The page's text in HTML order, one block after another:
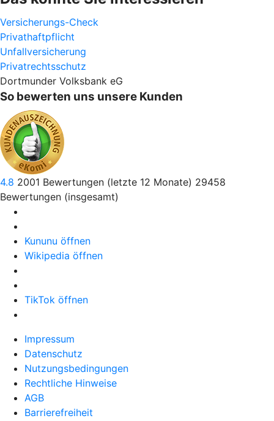
Versicherungs-Check
Privathaftpflicht
Unfallversicherung
Privatrechtsschutz
Dortmunder Volksbank eG
So bewerten uns unsere Kunden
4.8 2001 Bewertungen (letzte 12 Monate) 29458
Bewertungen (insgesamt)
Kununu öffnen
Wikipedia öffnen
TikTok öffnen
Impressum
Datenschutz
Nutzungsbedingungen
Rechtliche Hinweise
AGB
Barrierefreiheit